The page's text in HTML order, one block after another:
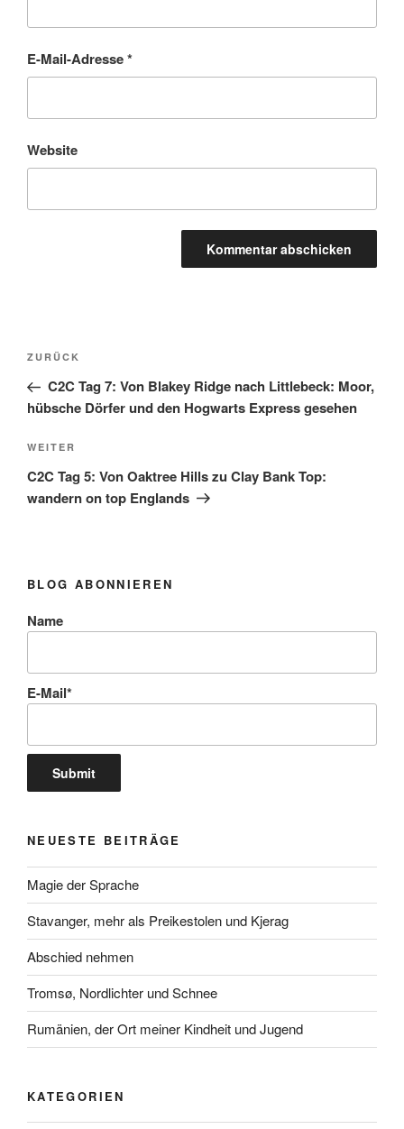
E-Mail-Adresse*
Website
Beitragsnavigation
Vorheriger
Beitrag
ZURÜCK
C2C Tag 7: Von Blakey Ridge nach Littlebeck: Moor,
hübsche Dörfer und den Hogwarts Express gesehen
Nächster
Beitrag
WEITER
C2C Tag 5: Von Oaktree Hills zu Clay Bank Top:
wandern on top Englands
BLOG ABONNIEREN
Name
E-Mail*
NEUESTE BEITRÄGE
Magie der Sprache
Stavanger, mehr als Preikestolen und Kjerag
Abschied nehmen
Tromsø, Nordlichter und Schnee
Rumänien, der Ort meiner Kindheit und Jugend
KATEGORIEN